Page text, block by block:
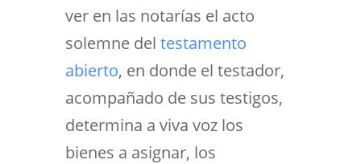
ver en las notarías el acto
solemne del testamento
abierto, en donde el testador,
acompañado de sus testigos,
determina a viva voz los
bienes a asignar, los